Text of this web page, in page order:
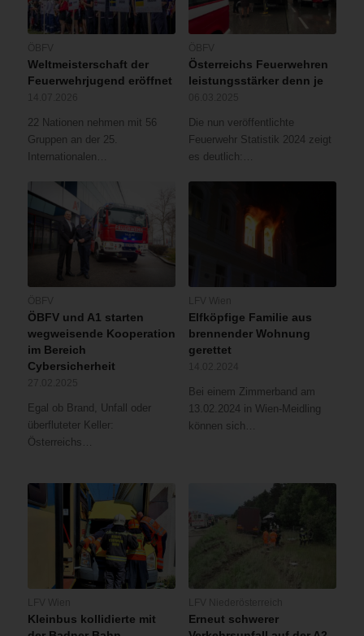
Weltmeisterschaft der
Feuerwehrjugend eröffnet
22 Nationen nehmen mit 56
Gruppen an der 25.
Internationalen…
Österreichs Feuerwehren
leistungsstärker denn je
Die nun veröffentlichte
Feuerwehr Statistik 2024 zeigt
es deutlich:…
ÖBFV und A1 starten
wegweisende Kooperation
im Bereich
Cybersicherheit
Egal ob Brand, Unfall oder
überfluteter Keller:
Österreichs…
Elfköpfige Familie aus
brennender Wohnung
gerettet
Bei einem Zimmerband am
13.02.2024 in Wien-Meidling
können sich…
Kleinbus kollidierte mit
Erneut schwerer